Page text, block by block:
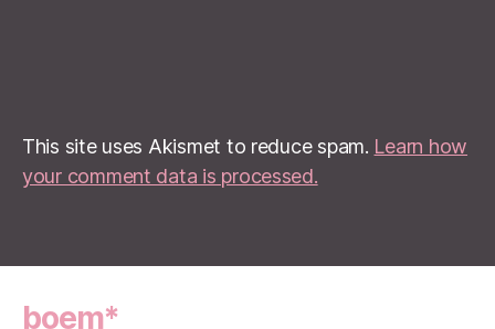
This site uses Akismet to reduce spam. Learn how
your comment data is processed.
boem*